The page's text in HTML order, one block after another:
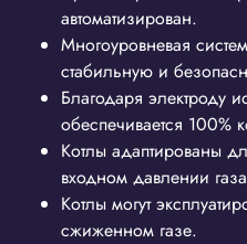
автоматизирован.
Многоуровневая
стабильную и
Благодаря электроду
обеспечивается 100%
Котлы адаптированы
входном давлении
Котлы могут
сжиженном газе.